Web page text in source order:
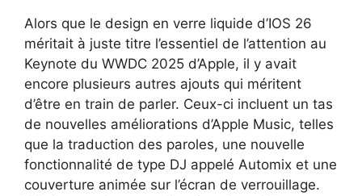
Alors que le design en verre liquide d’IOS 26
méritait à juste titre l’essentiel de l’attention au
Keynote du WWDC 2025 d’Apple, il y avait
encore plusieurs autres ajouts qui méritent
d’être en train de parler. Ceux-ci incluent un tas
de nouvelles améliorations d’Apple Music, telles
que la traduction des paroles, une nouvelle
fonctionnalité de type DJ appelé Automix et une
couverture animée sur l’écran de verrouillage.